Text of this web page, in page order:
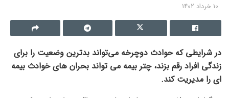
10 خرداد 1402
در شرایطی که حوادث دوچرخه می‌تواند بدترین وضعیت را برای
زندگی افراد رقم بزند، چتر بیمه می تواند بحران های خوادث بیمه
ای را مدیریت کند.